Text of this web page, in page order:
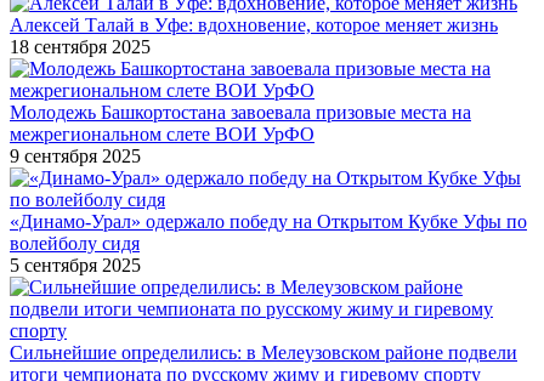
Алексей Талай в Уфе: вдохновение, которое меняет жизнь
18 сентября 2025
Молодежь Башкортостана завоевала призовые места на
межрегиональном слете ВОИ УрФО
9 сентября 2025
«Динамо-Урал» одержало победу на Открытом Кубке Уфы по
волейболу сидя
5 сентября 2025
Сильнейшие определились: в Мелеузовском районе подвели
итоги чемпионата по русскому жиму и гиревому спорту